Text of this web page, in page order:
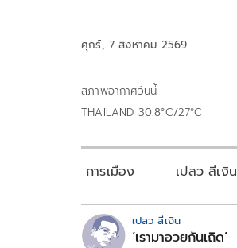
ศุกร์, 7 สิงหาคม 2569
สภาพอากาศวันนี้
THAILAND 30.8°C/27°C
การเมือง เปลว สีเงิน
เปลว สีเงิน
‘เรามาอวยกันเถิด’